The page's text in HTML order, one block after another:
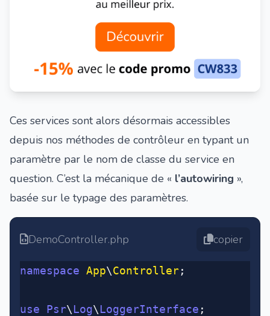
Ces services sont alors désormais accessibles
depuis nos méthodes de contrôleur en typant un
paramètre par le nom de classe du service en
question. C’est la mécanique de « l’autowiring »,
basée sur le typage des paramètres.
DemoController.php copier
namespace App\Controller;
use Psr\ Log\ LoggerInterface ;